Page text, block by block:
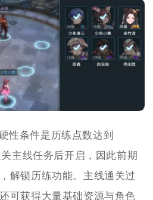
性条件是历练点数达到
主线任务后开启，因此前期
解锁历练功能。主线通关过
可获得大量基础资源与角色